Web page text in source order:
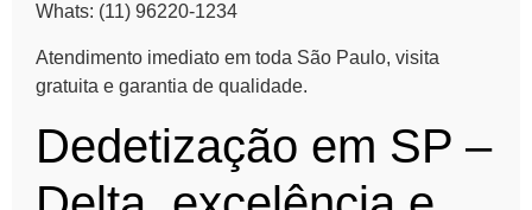
Whats: (11) 96220-1234
Atendimento imediato em toda São Paulo, visita
gratuita e garantia de qualidade.
Dedetização em SP –